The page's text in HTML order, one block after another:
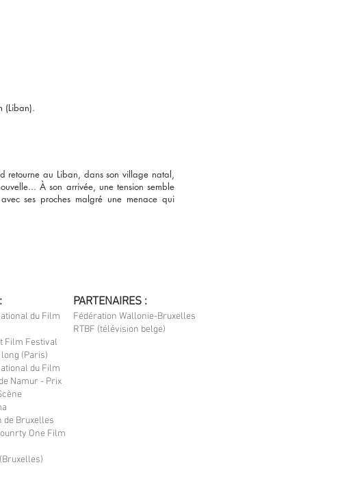
(Liban).
retourne au Liban, dans son village natal,
À son arrivée, une tension semble
ses proches malgré une menace qui
PARTENAIRES :
Fédération Wallonie-Bruxelles
RTBF (télévision belge)
du Film
Film Festival
(Paris)
du Film
Namur - Prix
de Bruxelles
One Film